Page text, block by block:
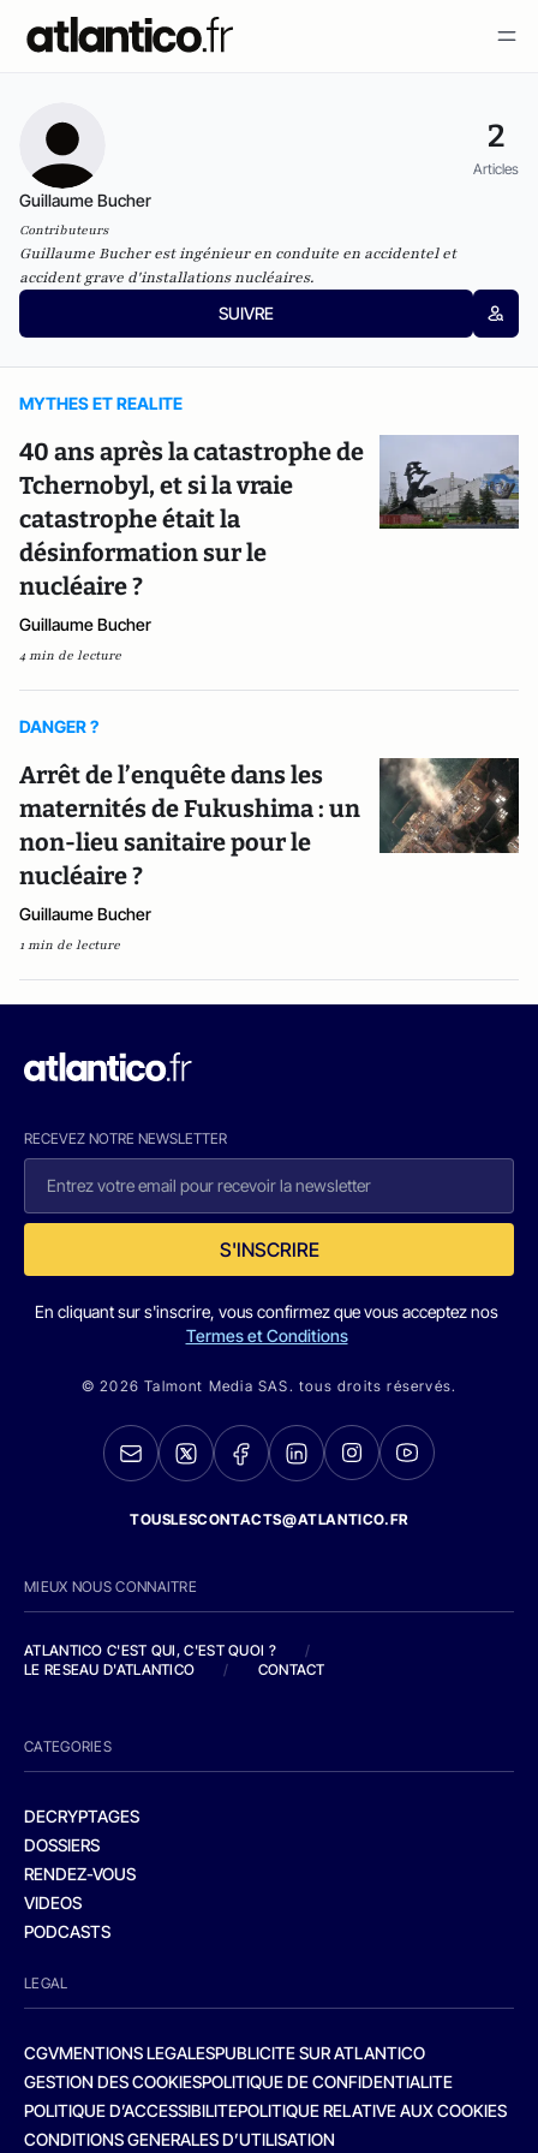
2
Articles
Guillaume Bucher
Contributeurs
Guillaume Bucher est ingénieur en conduite en accidentel et
accident grave d'installations nucléaires.
SUIVRE
MYTHES ET REALITE
40 ans après la catastrophe de
Tchernobyl, et si la vraie
catastrophe était la
désinformation sur le
nucléaire ?
Guillaume Bucher
4 min de lecture
DANGER ?
Arrêt de l’enquête dans les
maternités de Fukushima : un
non-lieu sanitaire pour le
nucléaire ?
Guillaume Bucher
1 min de lecture
RECEVEZ NOTRE NEWSLETTER
S'INSCRIRE
En cliquant sur s'inscrire, vous confirmez que vous acceptez nos
Termes et Conditions
© 2026 Talmont Media SAS. tous droits réservés.
TOUSLESCONTACTS@ATLANTICO.FR
MIEUX NOUS CONNAITRE
ATLANTICO C'EST QUI, C'EST QUOI ?
/
LE RESEAU D'ATLANTICO
/ CONTACT
CATEGORIES
DECRYPTAGES
DOSSIERS
RENDEZ-VOUS
VIDEOS
PODCASTS
LEGAL
CGVMENTIONS LEGALESPUBLICITE SUR ATLANTICO
GESTION DES COOKIESPOLITIQUE DE CONFIDENTIALITE
POLITIQUE D’ACCESSIBILITEPOLITIQUE RELATIVE AUX COOKIES
CONDITIONS GENERALES D’UTILISATION